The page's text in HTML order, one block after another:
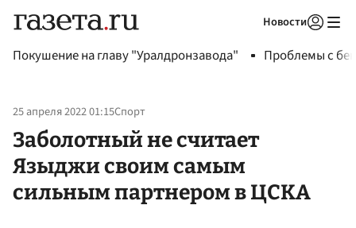
Новости
Покушение на главу "Уралдронзавода" Проблемы с
25 апреля 2022 01:15Спорт
Заболотный не считает
Языджи своим самым
сильным партнером в ЦСКА